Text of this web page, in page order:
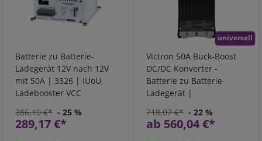
Batterie zu Batterie-
Ladegerät 12V nach 12V
mit 50A | 3326 | IUoU,
Ladebooster VCC
386,10 €* - 25 %
289,17 €*
universell
Victron 50A Buck-Boost
DC/DC Konverter -
Batterie zu Batterie-
Ladegerät |
718,07 €* - 22 %
ab 560,04 €*